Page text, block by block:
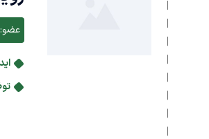
عضو: